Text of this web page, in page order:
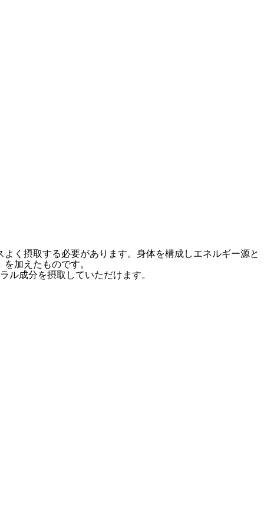
く摂取する必要があります。身体を構成しエネルギー源と
加えたものです。
ル成分を摂取していただけます。